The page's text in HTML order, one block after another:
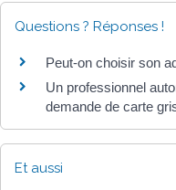
Questions ? Réponses !
Peut-on choisir son
Un professionnel
demande de carte
Et aussi